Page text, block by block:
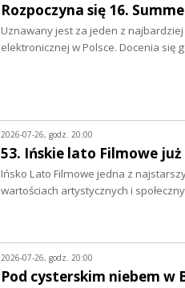
Rozpoczyna się 16.
Uznawany jest za jeden z
elektronicznej w Polsce. Docenia się
2026-07-26, godz. 20:00
53. Ińskie lato Filmowe już
Ińsko Lato Filmowe jedna z
wartościach artystycznych i
2026-07-26, godz. 20:00
Pod cysterskim niebem w